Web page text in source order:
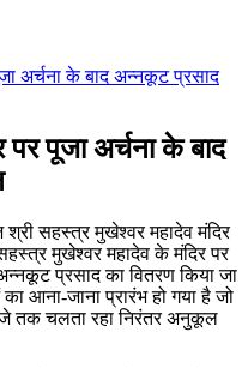
अर्चना के बाद अन्नकूट प्रसाद
पूजा अर्चना के बाद
सहस्त्र मुखेश्वर महादेव मंदिर
मुखेश्वर महादेव के मंदिर पर
प्रसाद का वितरण किया जा
आना-जाना प्रारंभ हो गया है जो
तक चलता रहा निरंतर अनुकूल